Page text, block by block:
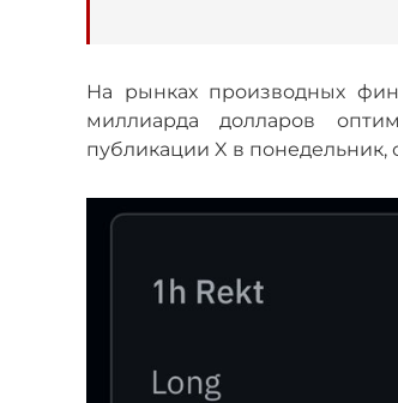
На рынках производных
миллиарда долларов
публикации X в понедельник,